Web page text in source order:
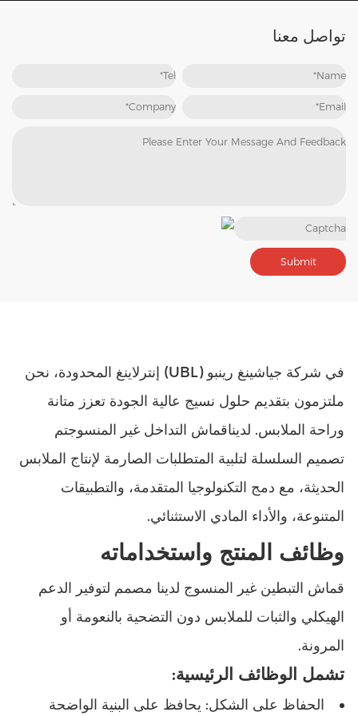
تواصل معنا
في شركة جياشينغ رينبو (UBL) إنترلاينغ المحدودة، نحن
ملتزمون بتقديم حلول نسيج عالية الجودة تعزز متانة
وراحة الملابس. لديناقماش التداخل غير المنسوجتم
تصميم السلسلة لتلبية المتطلبات الصارمة لإنتاج الملابس
الحديثة، مع دمج التكنولوجيا المتقدمة، والتطبيقات
المتنوعة، والأداء المادي الاستثنائي.
وظائف المنتج واستخداماته
قماش التبطين غير المنسوج لدينا مصمم لتوفير الدعم
الهيكلي والثبات للملابس دون التضحية بالنعومة أو
المرونة.
تشمل الوظائف الرئيسية:
الحفاظ على الشكل: يحافظ على البنية الواضحة